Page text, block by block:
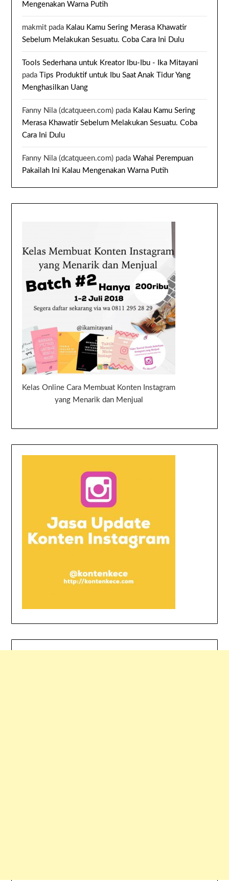
Mengenakan Warna Putih
makmit pada Kalau Kamu Sering Merasa Khawatir
Sebelum Melakukan Sesuatu. Coba Cara Ini Dulu
Tools Sederhana untuk Kreator Ibu-Ibu - Ika Mitayani
pada
Tips Produktif untuk Ibu Saat Anak Tidur Yang
Menghasilkan Uang
Fanny Nila (dcatqueen.com) pada Kalau Kamu Sering
Merasa Khawatir Sebelum Melakukan Sesuatu. Coba
Cara Ini Dulu
Fanny Nila (dcatqueen.com) padaWahai Perempuan
Pakailah Ini Kalau Mengenakan Warna Putih
Kelas Online Cara Membuat Konten Instagram
yang Menarik dan Menjual